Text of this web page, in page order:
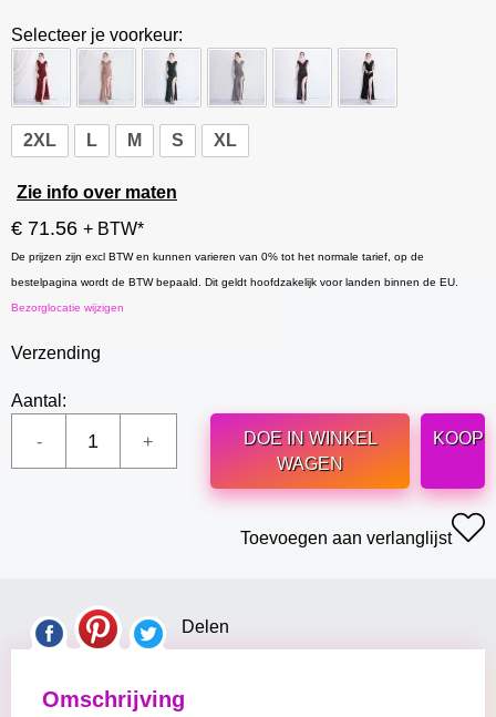
Selecteer je voorkeur:
2XL L M S XL
Zie info over maten
€ 71.56 + BTW*
De prijzen zijn excl BTW en kunnen varieren van 0% tot het normale tarief, op de
bestelpagina wordt de BTW bepaald. Dit geldt hoofdzakelijk voor landen binnen de EU.
Bezorglocatie wijzigen
Verzending
Aantal:
DOE IN WINKEL
WAGEN
KOOP
Toevoegen aan verlanglijst
Delen
Omschrijving